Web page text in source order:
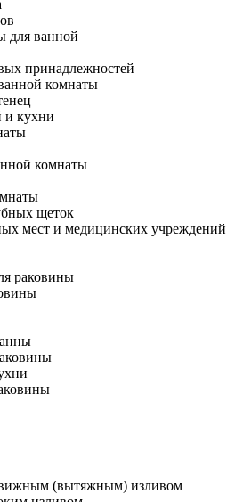
для ванной
принадлежностей
комнаты
и кухни
комнаты
щеток
мест и медицинских учреждений
раковины
(вытяжным) изливом